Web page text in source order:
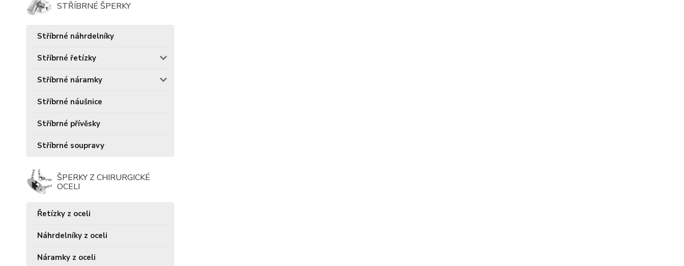
STŘÍBRNÉ ŠPERKY
Stříbrné náhrdelníky
Stříbrné řetízky
Stříbrné náramky
Stříbrné náušnice
Stříbrné přívěsky
Stříbrné soupravy
ŠPERKY Z CHIRURGICKÉ
OCELI
Řetízky z oceli
Náhrdelníky z oceli
Náramky z oceli